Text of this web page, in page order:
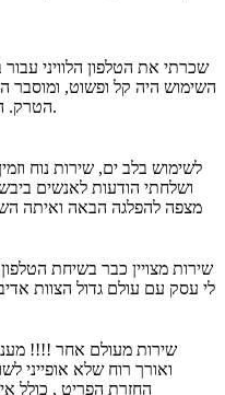
השימוש היה קל ופשוט, ומוסבר
הטרק. השירות היה מהיר ואדיב. ממליצים מאוד.
ושלחתי הודעות לאנשים
מצפה להפלגה הבאה ואיתה
שירות מצויין כבר בשיחת
לי עסק עם עולם גדול הצוות
שירות מעולם אחר !!!!
ואורך רוח שלא אופייני
החזרת הפריט , כולל